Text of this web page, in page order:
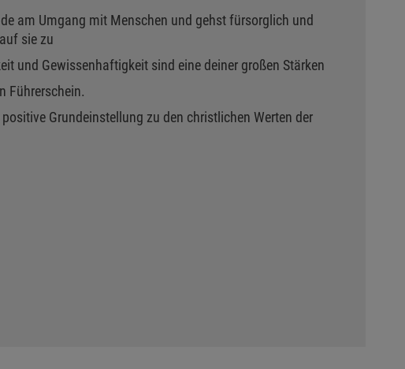
am Umgang mit Menschen und gehst fürsorglich und
sie zu
und Gewissenhaftigkeit sind eine deiner großen Stärken
Führerschein.
Grundeinstellung zu den christlichen Werten der